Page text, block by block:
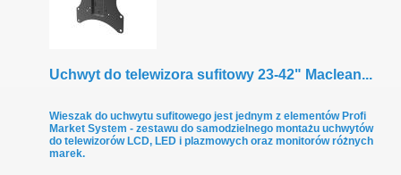
Uchwyt do telewizora sufitowy 23-42" Maclean...
Wieszak do uchwytu sufitowego jest jednym z elementów Profi
Market System - zestawu do samodzielnego montażu uchwytów
do telewizorów LCD, LED i plazmowych oraz monitorów różnych
marek.